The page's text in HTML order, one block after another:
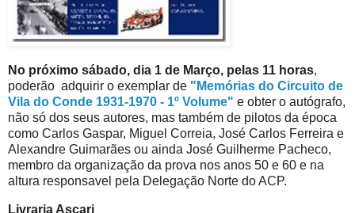
No próximo sábado, dia 1 de Março, pelas 11 horas,
poderão adquirir o exemplar de "Memórias do Circuito de
Vila do Conde 1931-1970 - 1º Volume" e obter o autógrafo,
não só dos seus autores, mas também de pilotos da época
como Carlos Gaspar, Miguel Correia, José Carlos Ferreira e
Alexandre Guimarães ou ainda José Guilherme Pacheco,
membro da organização da prova nos anos 50 e 60 e na
altura responsavel pela Delegação Norte do ACP.
Livraria Ascari